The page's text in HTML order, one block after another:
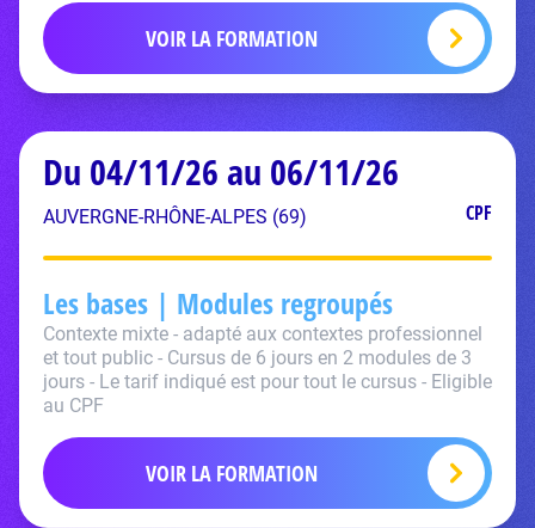
VOIR LA FORMATION
Du 04/11/26 au 06/11/26
AUVERGNE-RHÔNE-ALPES (69) CPF
Les bases | Modules regroupés
Contexte mixte - adapté aux contextes professionnel
et tout public - Cursus de 6 jours en 2 modules de 3
jours - Le tarif indiqué est pour tout le cursus - Eligible
au CPF
VOIR LA FORMATION